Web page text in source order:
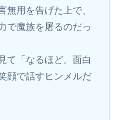
無用を告げた上で、
で魔族を屠るのだっ
て「なるほど。面白
顔で話すヒンメルだ